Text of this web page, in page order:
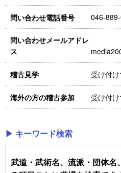
問い合わせ電話番号 046-
問い合わせメールアドレ
ス
稽古見学 受け付
海外の方の稽古参加 受け付
▶ キーワード検索
武道・武術名、流派・団体